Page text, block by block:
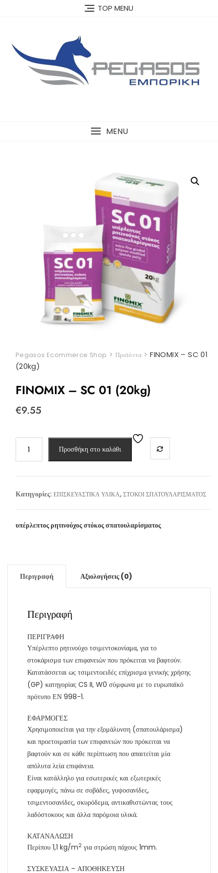
TOP MENU
MENU
Pegasos Ecommerce Shop > Προϊόντα>FINOMIX – SC 01
(20kg)
FINOMIX – SC 01 (20kg)
€9.55
01
(20kg)
ποσότητα
Προσθήκη στο καλάθι
Κατηγορίες: ΕΠΙΣΚΕΥΑΣΤΙΚΑ ΥΛΙΚΑ, ΣΤΟΚΟΙ ΣΠΑΤΟΥΛΑΡΙΣΜΑΤΟΣ
υπέρλεπτος ρητινούχος στόκος σπατουλαρίσματος
Περιγραφή Αξιολογήσεις (0)
Περιγραφή
ΠΕΡΙΓΡΑΦΗ
Υπέρλεπτο ρητινούχο τσιμεντοκονίαμα, για το
στοκάρισμα των επιφανειών που πρόκειται να βαφτούν.
Κατατάσσεται ως τσιμεντοειδές επίχρισμα γενικής χρήσης
(GP) κατηγορίας CS II, W0 σύμφωνα με το ευρωπαϊκό
πρότυπο ΕΝ 998-1.
ΕΦΑΡΜΟΓΕΣ
Χρησιμοποιείται για την εξομάλυνση (σπατουλάρισμα)
και προετοιμασία των επιφανειών που πρόκειται να
βαφτούν και σε κάθε περίπτωση που απαιτείται μία
απόλυτα λεία επιφάνεια.
Είναι κατάλληλο για εσωτερικές και εξωτερικές
εφαρμογές, πάνω σε σοβάδες, γυψοσανίδες,
τσιμεντοσανίδες, σκυρόδεμα, αντικαθιστώντας τους
λαδόστοκους και άλλα παρόμοια υλικά.
ΚΑΤΑΝΑΛΩΣΗ
Περίπου 1,1 kg/m2 για στρώση πάχους 1mm.
ΣΥΣΚΕΥΑΣΙΑ – ΑΠΟΘΗΚΕΥΣΗ